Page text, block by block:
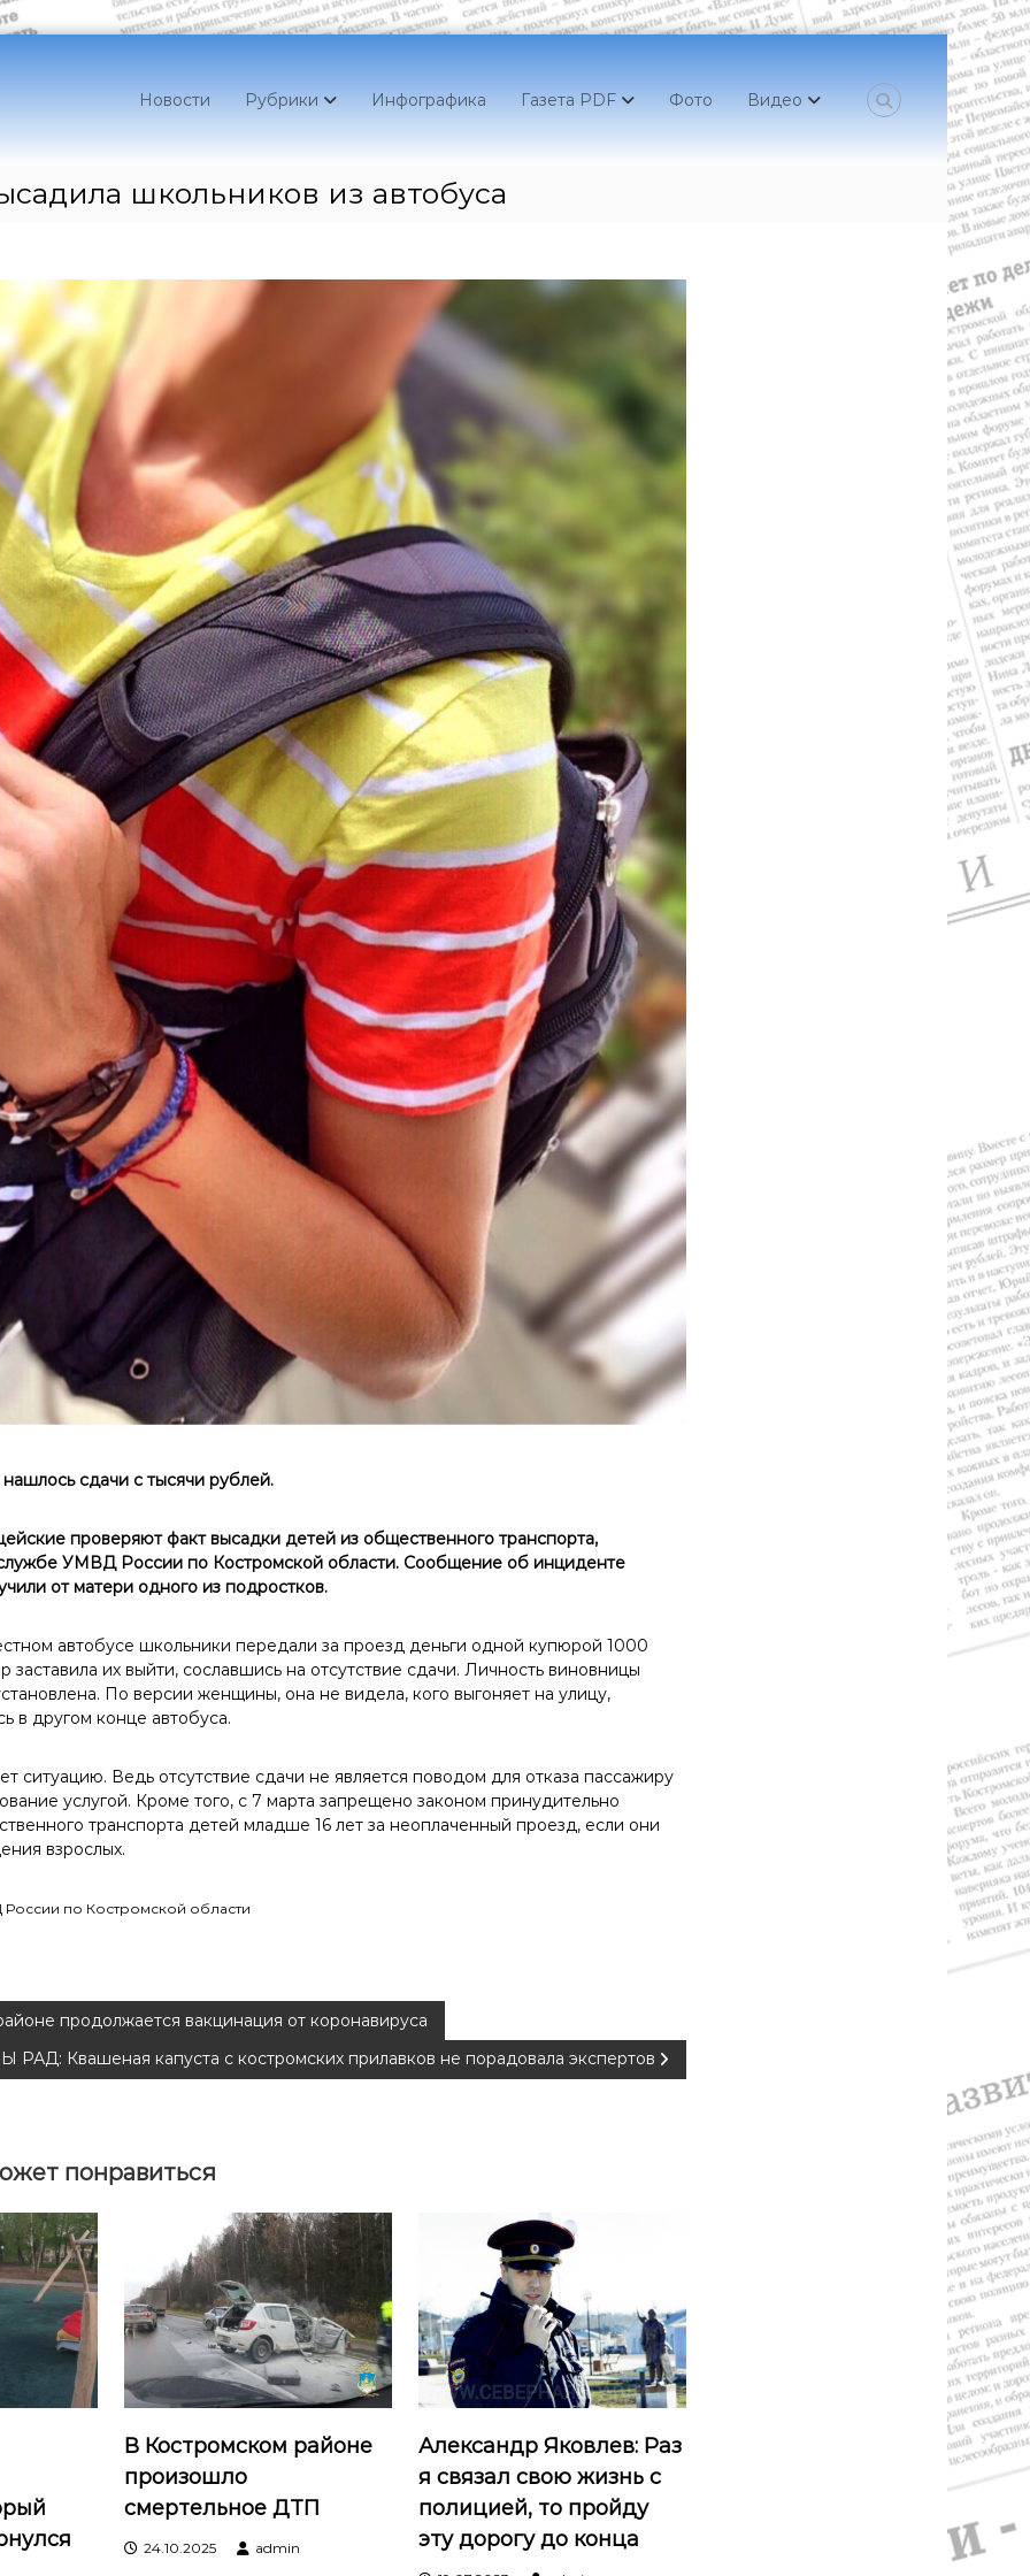
Новости Рубрики Инфографика Газета PDF Фото Видео
школьников из автобуса
сдачи с тысячи рублей.
проверяют факт высадки детей из общественного транспорта,
службе УМВД России по Костромской области. Сообщение об инциденте
от матери одного из подростков.
автобусе школьники передали за проезд деньги одной купюрой 1000
заставила их выйти, сославшись на отсутствие сдачи. Личность виновницы
По версии женщины, она не видела, кого выгоняет на улицу,
в другом конце автобуса.
ситуацию. Ведь отсутствие сдачи не является поводом для отказа пассажиру
услугой. Кроме того, с 7 марта запрещено законом принудительно
транспорта детей младше 16 лет за неоплаченный проезд, если они
взрослых.
по Костромской области
продолжается вакцинация от коронавируса
Квашеная капуста с костромских прилавков не порадовала экспертов
понравиться
В Костромском районе
произошло
смертельное ДТП
24.10.2025 admin
Александр Яковлев: Раз
я связал свою жизнь с
полицией, то пройду
эту дорогу до конца